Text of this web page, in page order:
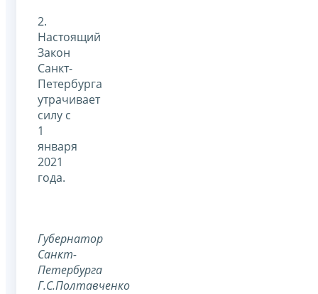
2.
Настоящий
Закон
Санкт-
Петербурга
утрачивает
силу с
1
января
2021
года.
Губернатор
Санкт-
Петербурга
Г.С.Полтавченко